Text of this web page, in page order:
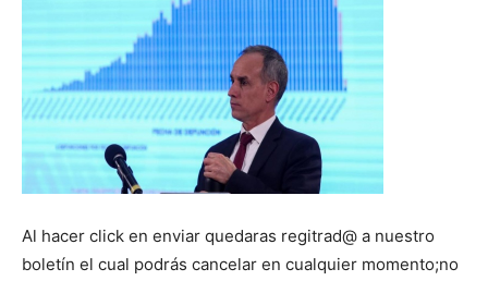
Al hacer click en enviar quedaras regitrad@ a nuestro
boletín el cual podrás cancelar en cualquier momento;no